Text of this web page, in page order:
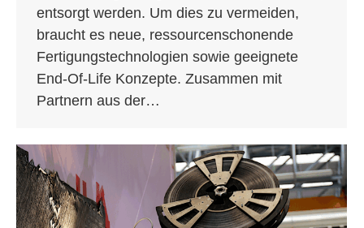
entsorgt werden. Um dies zu vermeiden,
braucht es neue, ressourcenschonende
Fertigungstechnologien sowie geeignete
End-Of-Life Konzepte. Zusammen mit
Partnern aus der…